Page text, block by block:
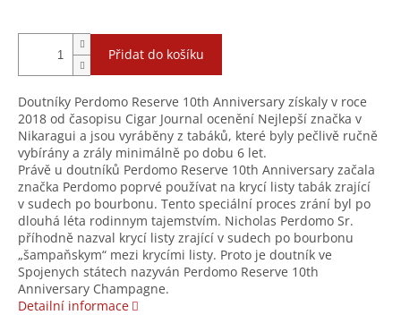
Přidat do košíku
Doutníky Perdomo Reserve 10th Anniversary získaly v roce
2018 od časopisu Cigar Journal ocenění Nejlepší značka v
Nikaragui a jsou vyráběny z tabáků, které byly pečlivě ručně
vybírány a zrály minimálně po dobu 6 let.
Právě u doutníků Perdomo Reserve 10th Anniversary začala
značka Perdomo poprvé používat na krycí listy tabák zrající
v sudech po bourbonu. Tento speciální proces zrání byl po
dlouhá léta rodinnym tajemstvím. Nicholas Perdomo Sr.
příhodně nazval krycí listy zrající v sudech po bourbonu
„šampaňskym“ mezi krycími listy. Proto je doutník ve
Spojenych státech nazyván Perdomo Reserve 10th
Anniversary Champagne.
Detailní informace